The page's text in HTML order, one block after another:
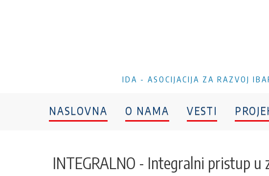
IDA - ASOCIJACIJA ZA RAZVOJ
NASLOVNA O NAMA VESTI
INTEGRALNO - Integralni pristup